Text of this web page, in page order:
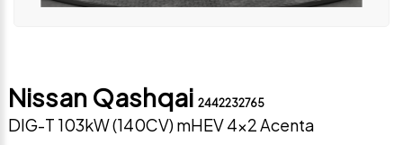
Nissan Qashqai 2442232765
DIG-T 103kW (140CV) mHEV 4×2 Acenta